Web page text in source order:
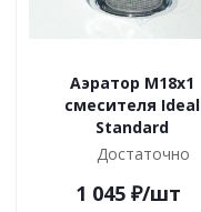
Аэратор M18x1
смесителя Ideal
Standard
Достаточно
1 045 ₽/шт